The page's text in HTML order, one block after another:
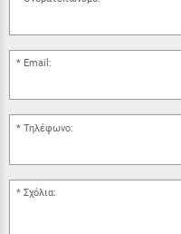
Email:
Τηλέφωνο:
Σχόλια: